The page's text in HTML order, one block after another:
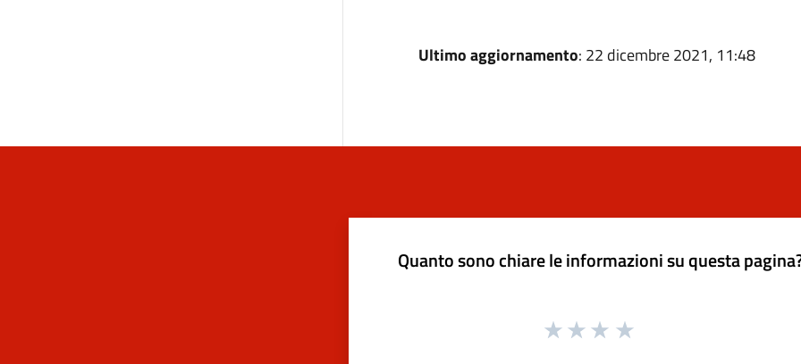
Ultimo aggiornamento: 22 dicembre 2021, 11:48
Quanto sono chiare le informazioni su questa